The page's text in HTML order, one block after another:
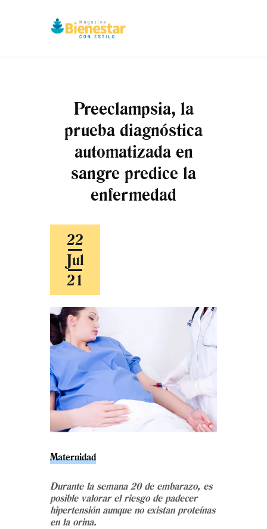
Preeclampsia, la
prueba diagnóstica
automatizada en
sangre predice la
enfermedad
INICIO
QUIÉNES SOMOS
CONTACTO
22
Jul
21
Maternidad
Durante la semana 20 de embarazo, es
posible valorar el riesgo de padecer
hipertensión aunque no existan proteínas
en la orina.